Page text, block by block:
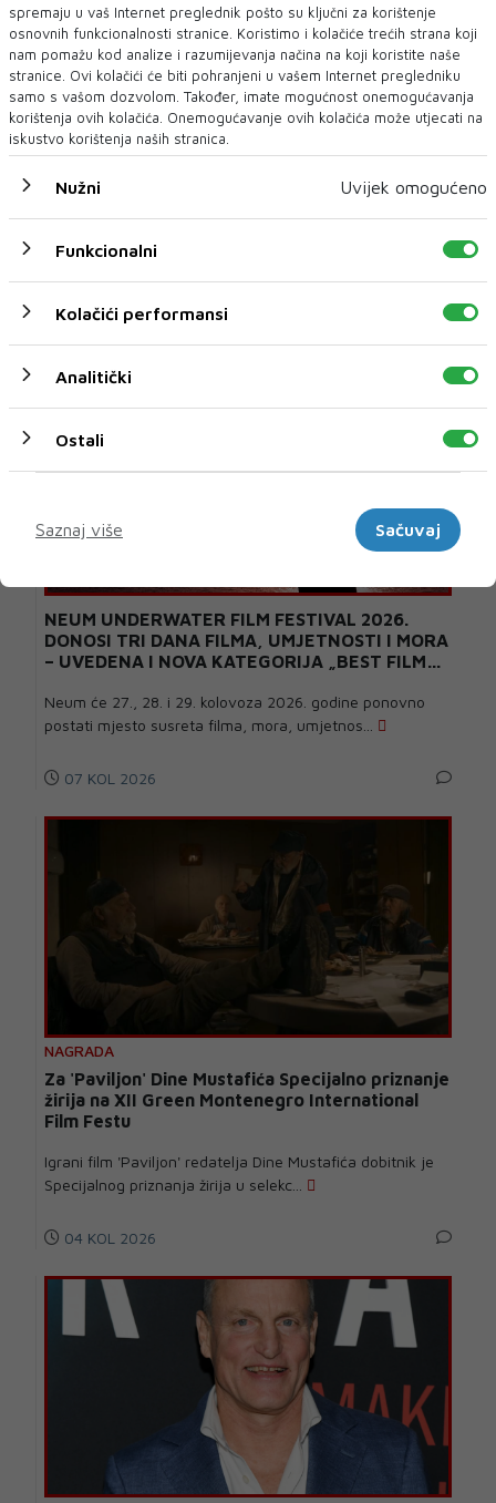
U novom broju pročitajte
FILM
NEUM UNDERWATER FILM FESTIVAL 2026.
DONOSI TRI DANA FILMA, UMJETNOSTI I MORA
– UVEDENA I NOVA KATEGORIJA „BEST FILM
Neum će 27., 28. i 29. kolovoza 2026. godine ponovno
postati mjesto susreta filma, mora, umjetnos...
07 KOL 2026
NAGRADA
Za 'Paviljon' Dine Mustafića Specijalno priznanje
žirija na XII Green Montenegro International
Film Festu
Igrani film 'Paviljon' redatelja Dine Mustafića dobitnik je
Specijalnog priznanja žirija u selekc...
04 KOL 2026
spremaju u vaš Internet preglednik pošto su ključni za korištenje
osnovnih funkcionalnosti stranice. Koristimo i kolačiće trećih strana koji
nam pomažu kod analize i razumijevanja načina na koji koristite naše
stranice. Ovi kolačići će biti pohranjeni u vašem Internet pregledniku
samo s vašom dozvolom. Također, imate mogućnost onemogućavanja
korištenja ovih kolačića. Onemogućavanje ovih kolačića može utjecati na
iskustvo korištenja naših stranica.
Nužni Uvijek omogućeno
Funkcionalni
Kolačići performansi
Analitički
Ostali
Saznaj više
Sačuvaj